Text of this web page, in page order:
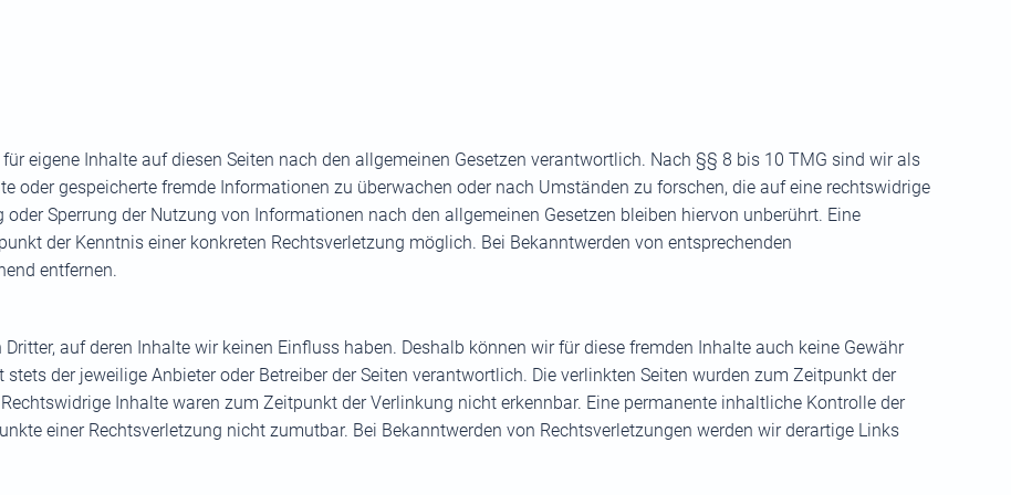
eigene Inhalte auf diesen Seiten nach den allgemeinen Gesetzen verantwortlich. Nach §§ 8 bis 10 TMG sind wir als
oder gespeicherte fremde Informationen zu überwachen oder nach Umständen zu forschen, die auf eine rechtswidrige
Sperrung der Nutzung von Informationen nach den allgemeinen Gesetzen bleiben hiervon unberührt. Eine
der Kenntnis einer konkreten Rechtsverletzung möglich. Bei Bekanntwerden von entsprechenden
entfernen.
auf deren Inhalte wir keinen Einfluss haben. Deshalb können wir für diese fremden Inhalte auch keine Gewähr
der jeweilige Anbieter oder Betreiber der Seiten verantwortlich. Die verlinkten Seiten wurden zum Zeitpunkt der
Inhalte waren zum Zeitpunkt der Verlinkung nicht erkennbar. Eine permanente inhaltliche Kontrolle der
einer Rechtsverletzung nicht zumutbar. Bei Bekanntwerden von Rechtsverletzungen werden wir derartige Links